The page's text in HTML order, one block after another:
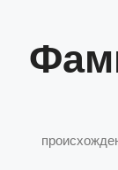
содержимому